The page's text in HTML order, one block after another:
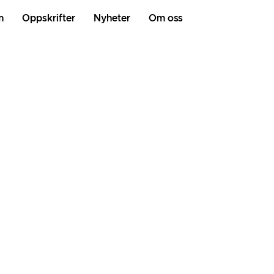
Oppskrifter Nyheter Om oss